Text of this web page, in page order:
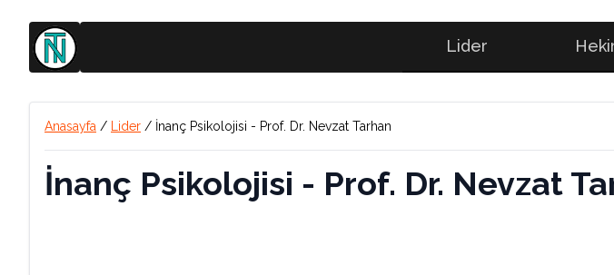
Lider
Anasayfa / Lider / İnanç Psikolojisi - Prof. Dr. Nevzat Tarhan
İnanç Psikolojisi - Prof. Dr. Nevzat